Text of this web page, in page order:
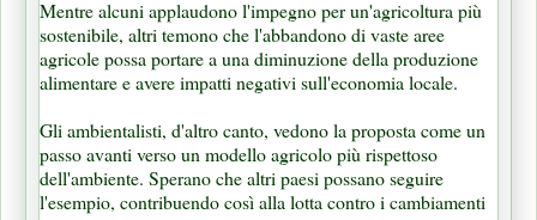
Mentre alcuni applaudono l'impegno per un'agricoltura più
sostenibile, altri temono che l'abbandono di vaste aree
agricole possa portare a una diminuzione della produzione
alimentare e avere impatti negativi sull'economia locale.
Gli ambientalisti, d'altro canto, vedono la proposta come un
passo avanti verso un modello agricolo più rispettoso
dell'ambiente. Sperano che altri paesi possano seguire
l'esempio, contribuendo così alla lotta contro i cambiamenti